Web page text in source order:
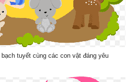
bạch tuyết cùng các con vật đáng yêu